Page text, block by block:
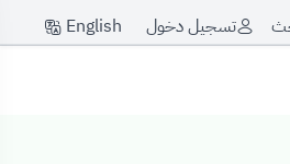
تسجيل دخول English